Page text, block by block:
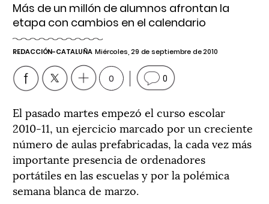
Más de un millón de alumnos afrontan la
etapa con cambios en el calendario
REDACCIÓN-CATALUÑA Miércoles, 29 de septiembre de 2010
0 0
El pasado martes empezó el curso escolar
2010-11, un ejercicio marcado por un creciente
número de aulas prefabricadas, la cada vez más
importante presencia de ordenadores
portátiles en las escuelas y por la polémica
semana blanca de marzo.